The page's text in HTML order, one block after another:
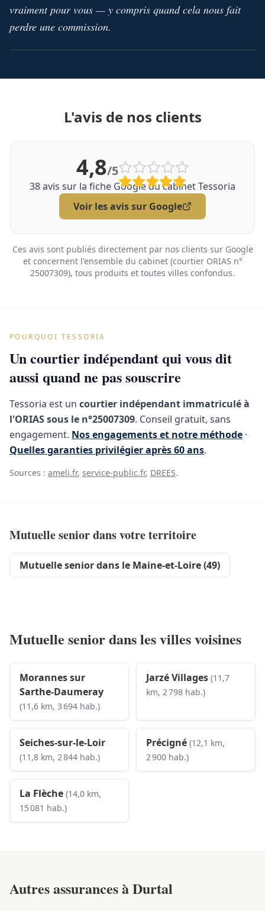
vraiment pour vous — y compris quand cela nous fait
perdre une commission.
L'avis de nos clients
4,8/5
38avis sur la fiche Google du cabinet Tessoria
Voir les avis sur Google
Ces avis sont publiés directement par nos clients sur Google
et concernent l'ensemble du cabinet (courtier ORIAS n°
25007309), tous produits et toutes villes confondus.
POURQUOI TESSORIA
Un courtier indépendant qui vous dit
aussi quand ne pas souscrire
Tessoria est un courtier indépendant immatriculé à
l'ORIAS sous le n°25007309. Conseil gratuit, sans
engagement. Nos engagements et notre méthode ·
Quelles garanties privilégier après 60 ans.
Sources : ameli.fr, service-public.fr, DREES.
Mutuelle senior dans votre territoire
Mutuelle senior dans le Maine-et-Loire (49)
Mutuelle senior dans les villes voisines
Morannes sur
Sarthe-Daumeray
(11,6 km, 3 694 hab.)
Jarzé Villages (11,7
km, 2 798 hab.)
Seiches-sur-le-Loir
(11,8 km, 2 844 hab.)
Précigné (12,1 km,
2 900 hab.)
La Flèche (14,0 km,
15 081 hab.)
Autres assurances àDurtal